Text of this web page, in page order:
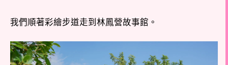
我們順著彩繪步道走到林鳳營故事館。